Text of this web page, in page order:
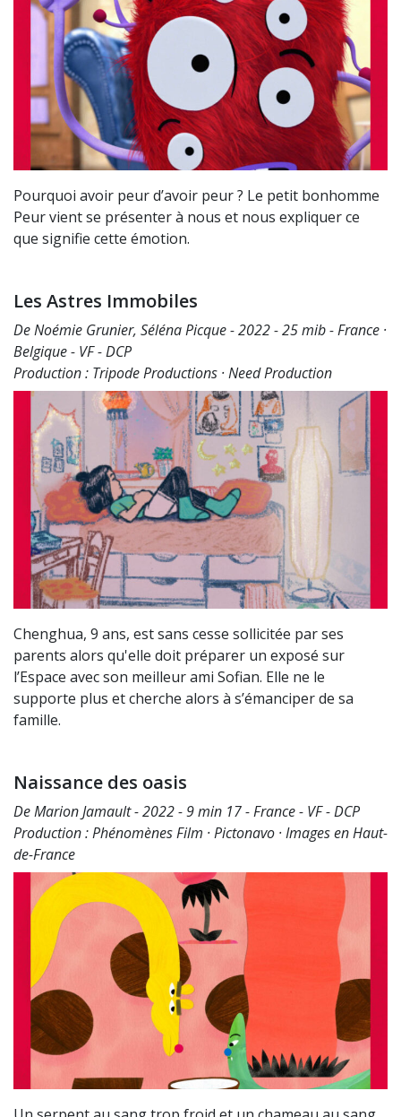
Pourquoi avoir peur d’avoir peur ? Le petit bonhomme
Peur vient se présenter à nous et nous expliquer ce
que signifie cette émotion.
Les Astres Immobiles
De Noémie Grunier, Séléna Picque - 2022 - 25 mib - France ·
Belgique - VF - DCP
Production : Tripode Productions · Need Production
Chenghua, 9 ans, est sans cesse sollicitée par ses
parents alors qu'elle doit préparer un exposé sur
l’Espace avec son meilleur ami Sofian. Elle ne le
supporte plus et cherche alors à s’émanciper de sa
famille.
Naissance des oasis
De Marion Jamault - 2022 - 9 min 17 - France - VF - DCP
Production : Phénomènes Film · Pictonavo · Images en Haut-
de-France